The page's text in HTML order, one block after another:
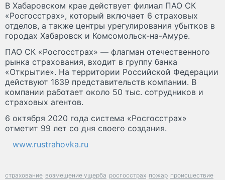
В Хабаровском крае действует филиал ПАО СК
«Росгосстрах», который включает 6 страховых
отделов, а также центры урегулирования убытков в
городах Хабаровск и Комсомольск-на-Амуре.
ПАО СК «Росгосстрах» — флагман отечественного
рынка страхования, входит в группу банка
«Открытие». На территории Российской Федерации
действуют 1639 представительств компании. В
компании работает около 50 тыс. сотрудников и
страховых агентов.
6 октября 2020 года система «Росгосстрах»
отметит 99 лет со дня своего создания.
www.rustrahovka.ru
страхование возмещение ущерба росгосстрах пожар происшествие